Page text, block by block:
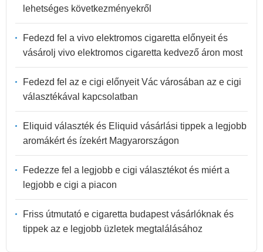
lehetséges következményekről
Fedezd fel a vivo elektromos cigaretta előnyeit és
vásárolj vivo elektromos cigaretta kedvező áron most
Fedezd fel az e cigi előnyeit Vác városában az e cigi
választékával kapcsolatban
Eliquid választék és Eliquid vásárlási tippek a legjobb
aromákért és ízekért Magyarországon
Fedezze fel a legjobb e cigi választékot és miért a
legjobb e cigi a piacon
Friss útmutató e cigaretta budapest vásárlóknak és
tippek az e legjobb üzletek megtalálásához